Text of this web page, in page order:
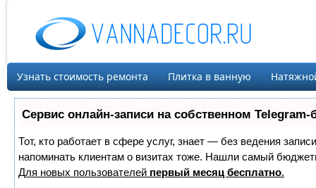
Узнать стоимость ремонта Плитка в ванную
Сервис онлайн-записи на собственном Telegram-
Тот, кто работает в сфере услуг, знает — без ведения
напоминать клиентам о визитах тоже. Нашли самый
Для новых пользователей первый месяц бесплатно.